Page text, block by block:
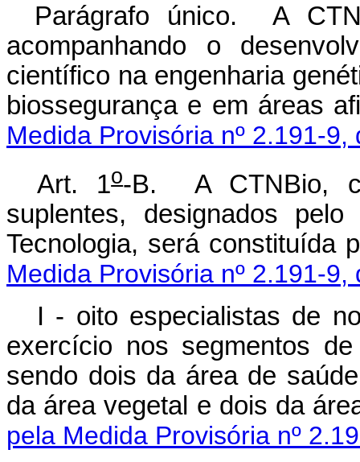
Parágrafo único. A
acompanhando o
científico na engenharia
biossegurança e
Medida Provisória nº 2.191-9,
Art. 1o-B. A CTNBio,
suplentes, designados
Tecnologia, será
Medida Provisória nº 2.191-9,
I - oito especialistas de
exercício nos segmentos
sendo dois da área de
da área vegetal e dois da
pela Medida Provisória nº